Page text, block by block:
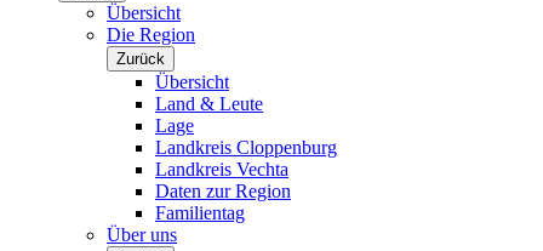
Übersicht
Die Region
Zurück
Übersicht
Land & Leute
Lage
Landkreis Cloppenburg
Landkreis Vechta
Daten zur Region
Familientag
Über uns